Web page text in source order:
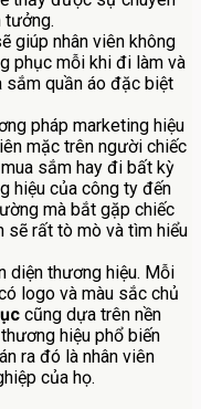
tưởng.
giúp nhân viên không
phục mỗi khi đi làm và
sắm quần áo đặc biệt
pháp marketing hiệu
mặc trên người chiếc
sắm hay đi bất kỳ
hiệu của công ty đến
mà bắt gặp chiếc
sẽ rất tò mò và tìm hiểu
diện thương hiệu. Mỗi
logo và màu sắc chủ
cũng dựa trên nền
hiệu phổ biến
ra đó là nhân viên
của họ.